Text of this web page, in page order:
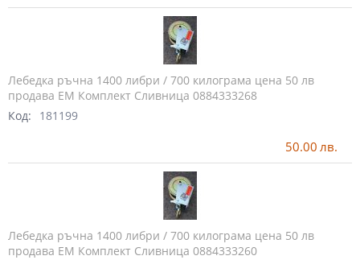
Лебедка ръчна 1400 либри / 700 килограма цена 50 лв
продава ЕМ Комплект Сливница 0884333268
Код:
181199
50.00 лв.
Лебедка ръчна 1400 либри / 700 килограма цена 50 лв
продава ЕМ Комплект Сливница 0884333260